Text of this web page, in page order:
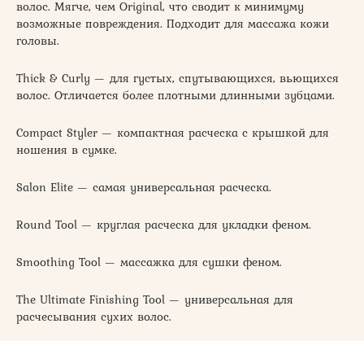
волос. Мягче, чем Original, что сводит к минимуму
возможные повреждения. Подходит для массажа кожи
головы.
Thick & Curly — для густых, спутывающихся, вьющихся
волос. Отличается более плотными длинными зубцами.
Compact Styler — компактная расческа с крышкой для
ношения в сумке.
Salon Elite — самая универсальная расческа.
Round Tool — круглая расческа для укладки феном.
Smoothing Tool — массажка для сушки феном.
The Ultimate Finishing Tool — универсальная для
расчесывания сухих волос.